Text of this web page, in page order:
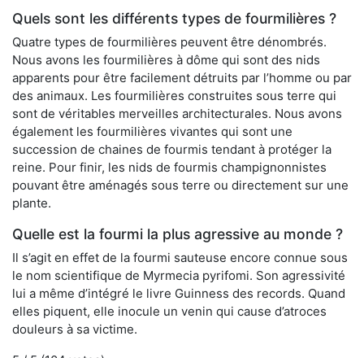
Quels sont les différents types de fourmilières ?
Quatre types de fourmilières peuvent être dénombrés.
Nous avons les fourmilières à dôme qui sont des nids
apparents pour être facilement détruits par l’homme ou par
des animaux. Les fourmilières construites sous terre qui
sont de véritables merveilles architecturales. Nous avons
également les fourmilières vivantes qui sont une
succession de chaines de fourmis tendant à protéger la
reine. Pour finir, les nids de fourmis champignonnistes
pouvant être aménagés sous terre ou directement sur une
plante.
Quelle est la fourmi la plus agressive au monde ?
Il s’agit en effet de la fourmi sauteuse encore connue sous
le nom scientifique de Myrmecia pyrifomi. Son agressivité
lui a même d’intégré le livre Guinness des records. Quand
elles piquent, elle inocule un venin qui cause d’atroces
douleurs à sa victime.